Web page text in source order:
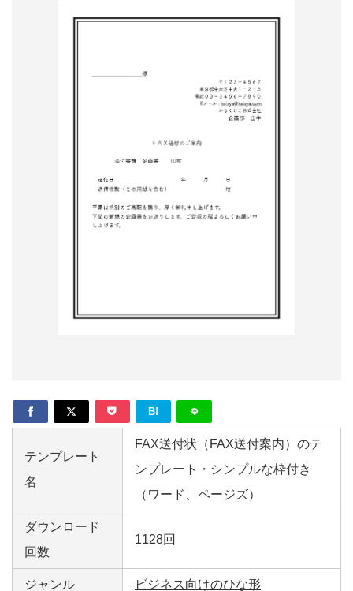
B!
テンプレート
名
FAX送付状（FAX送付案内）のテ
ンプレート・シンプルな枠付き
（ワード、ページズ）
ダウンロード
回数
1128回
ジャンル ビジネス向けのひな形